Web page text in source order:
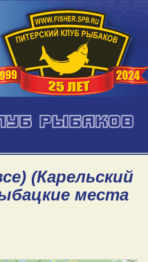
(Карельский
места